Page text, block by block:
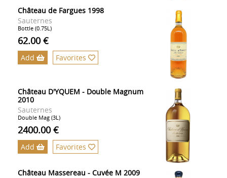
Château de Fargues 1998
Sauternes
Bottle (0.75L)
62.00 €
Add Favorites
Château D'YQUEM - Double Magnum
2010
Sauternes
Double Mag (3L)
2400.00 €
Add Favorites
Château Massereau - Cuvée M 2009